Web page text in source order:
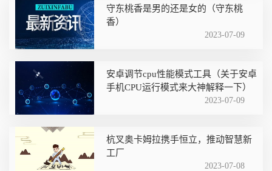
守东桃香是男的还是女的（守东桃
香）
2023-07-09
安卓调节cpu性能模式工具（关于安卓
手机CPU运行模式来大神解释一下）
2023-07-09
杭叉奥卡姆拉携手恒立，推动智慧新
工厂
2023-07-08